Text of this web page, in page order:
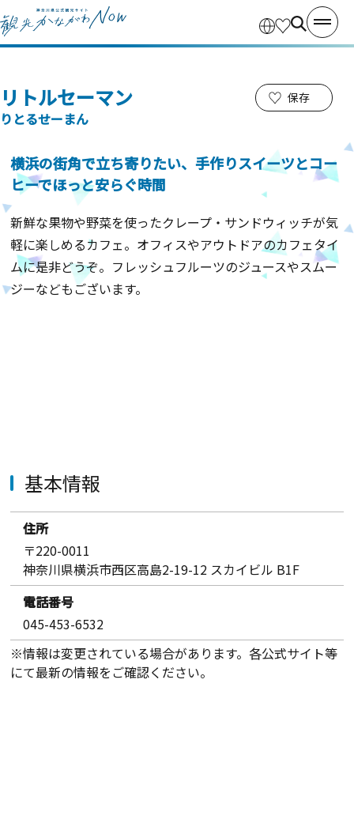
リトルセーマン
りとるせーまん
保存
横浜の街角で立ち寄りたい、手作りスイーツとコー
ヒーでほっと安らぐ時間
新鮮な果物や野菜を使ったクレープ・サンドウィッチが気
軽に楽しめるカフェ。オフィスやアウトドアのカフェタイ
ムに是非どうぞ。フレッシュフルーツのジュースやスムー
ジーなどもございます。
基本情報
住所
〒220-0011
神奈川県横浜市西区高島2-19-12 スカイビル B1F
電話番号
045-453-6532
※情報は変更されている場合があります。各公式サイト等
にて最新の情報をご確認ください。